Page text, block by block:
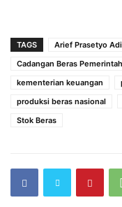
TAGS Arief Prasetyo Adi
Cadangan Beras Pemerintah
kementerian keuangan
produksi beras nasional
Stok Beras